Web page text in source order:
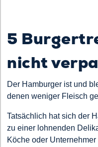
5
nicht
Der Hamburger ist und
denen weniger Fleisch
Tatsächlich hat sich der
zu einer lohnenden
Köche oder